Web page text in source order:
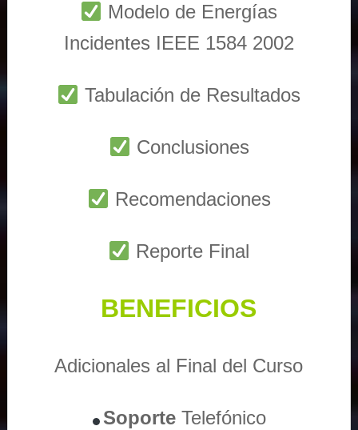
Modelo de Energías
Incidentes IEEE 1584 2002
Tabulación de Resultados
Conclusiones
Recomendaciones
Reporte Final
BENEFICIOS
Adicionales al Final del Curso
Soporte Telefónico